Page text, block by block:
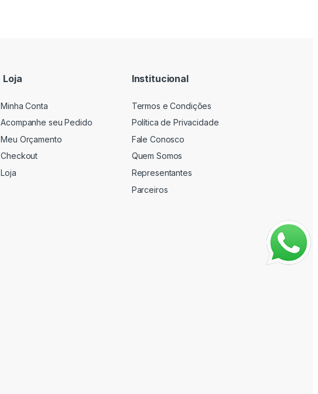
Loja
Minha Conta
Acompanhe seu Pedido
Meu Orçamento
Checkout
Loja
Institucional
Termos e Condições
Política de Privacidade
Fale Conosco
Quem Somos
Representantes
Parceiros